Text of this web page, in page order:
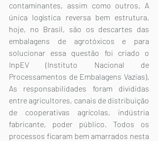
contaminantes, assim como outros. A
única logística reversa bem estrutura,
hoje, no Brasil, são os descartes das
embalagens de agrotóxicos e para
solucionar essa questão foi criado o
InpEV (Instituto Nacional de
Processamentos de Embalagens Vazias).
As responsabilidades foram divididas
entre agricultores, canais de distribuição
de cooperativas agrícolas, indústria
fabricante, poder público. Todos os
processos ficaram bem amarrados nesta